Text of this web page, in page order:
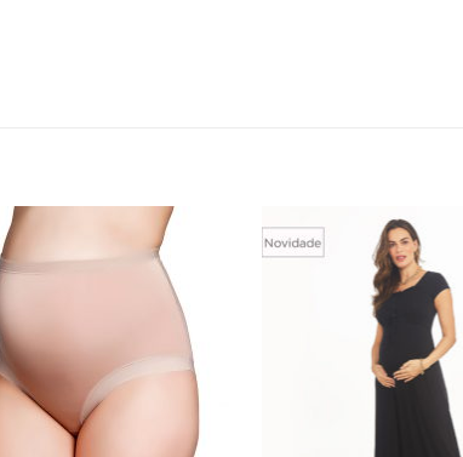
Adicionar
aos
meus
desejos